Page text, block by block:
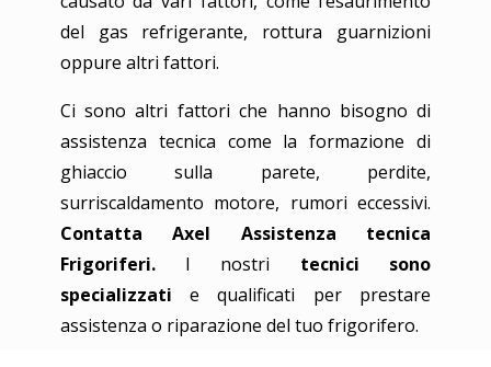
del gas refrigerante, rottura guarnizioni
oppure altri fattori.
Ci sono altri fattori che hanno bisogno di
assistenza tecnica come la formazione di
ghiaccio sulla parete, perdite,
surriscaldamento motore, rumori eccessivi.
Contatta Axel Assistenza tecnica
Frigoriferi.I nostri tecnici sono
specializzati e qualificati per prestare
assistenza o riparazione del tuo frigorifero.